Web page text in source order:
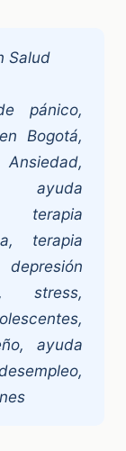
Salud
pánico,
Bogotá,
ayuda
terapia
terapia
stress,
ayuda